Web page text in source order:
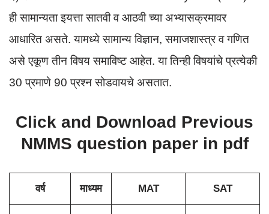
ही सामान्यता इयत्ता सातवी व आठवी च्या अभ्यासक्रमावर
आधारित असते. यामध्ये सामान्य विज्ञान, समाजशास्त्र व गणित
असे एकूण तीन विषय समाविष्ट आहेत. या तिन्ही विषयांचे प्रत्येकी
30 प्रमाणे 90 प्रश्न सोडवायचे असतात.
Click and Download Previous
NMMS question paper in pdf
वर्ष माध्यम MAT SAT